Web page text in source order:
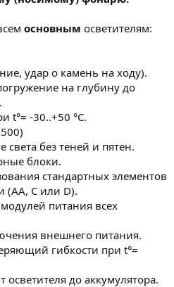
основным осветителям:
удар о камень на ходу).
на глубину до
t°= -30..+50 °C.
света без теней и пятен.
блоки.
стандартных элементов
(АА, С или D).
питания всех
внешнего питания.
гибкости при t°=
до аккумулятора.